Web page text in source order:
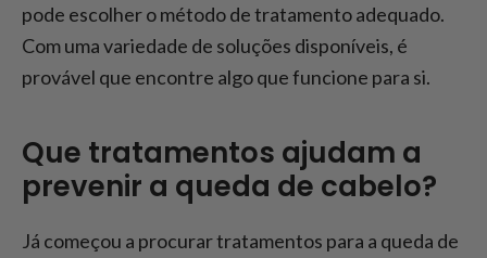
pode escolher o método de tratamento adequado.
Com uma variedade de soluções disponíveis, é
provável que encontre algo que funcione para si.
Que tratamentos ajudam a
prevenir a queda de cabelo?
Já começou a procurar tratamentos para a queda de